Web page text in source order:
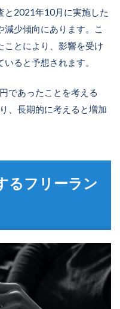
と2021年10月に実施した
少傾向にあります。こ
ことにより、影響を受け
ると予想されます。
であったことを考える
、長期的に考えると増加
るフリーラン